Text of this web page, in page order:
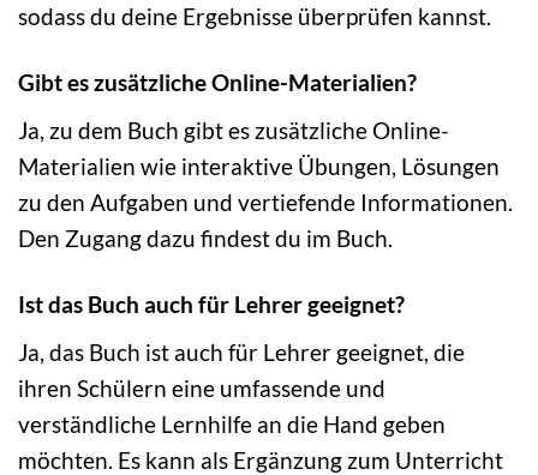
sodass du deine Ergebnisse überprüfen kannst.
Gibt es zusätzliche Online-Materialien?
Ja, zu dem Buch gibt es zusätzliche Online-
Materialien wie interaktive Übungen, Lösungen
zu den Aufgaben und vertiefende Informationen.
Den Zugang dazu findest du im Buch.
Ist das Buch auch für Lehrer geeignet?
Ja, das Buch ist auch für Lehrer geeignet, die
ihren Schülern eine umfassende und
verständliche Lernhilfe an die Hand geben
möchten. Es kann als Ergänzung zum Unterricht